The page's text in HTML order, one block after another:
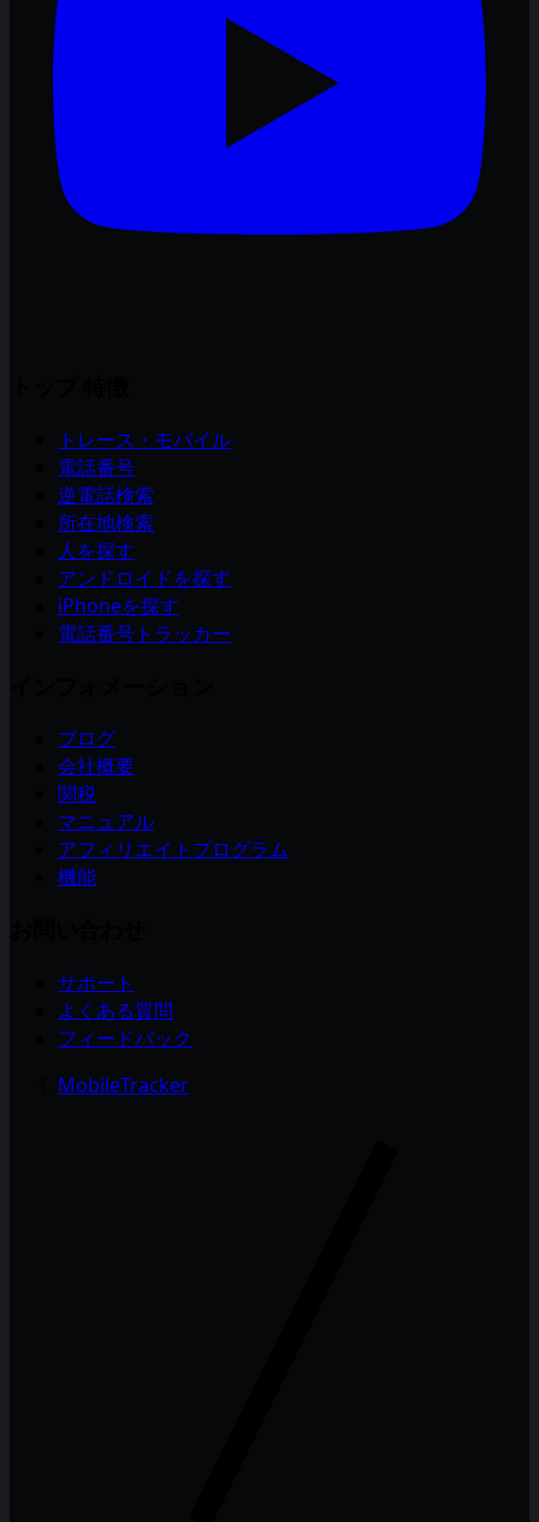
トレース・モバイル
電話番号
逆電話検索
所在地検索
人を探す
アンドロイドを探す
iPhoneを探す
電話番号トラッカー
ブログ
会社概要
関税
マニュアル
アフィリエイトプログラム
機能
サポート
よくある質問
フィードバック
MobileTracker